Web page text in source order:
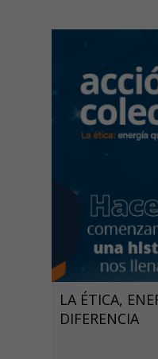
LA ÉTICA,
DIFERENCIA